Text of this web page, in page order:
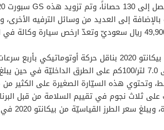
إلى العديد من وسائل الترفيه الأخرى،
المذكورة 49,900 ريال سعوديّ وتعدّ ارخص سيارة
ترتبط بيكانتو 2020 بناقل حركة أوتوماتيكي
وتحتوي هذه السيّارة الصغيرة على الكثير من
على ثلاث نجوم في تقييم السلامة من قبل
لتقييم